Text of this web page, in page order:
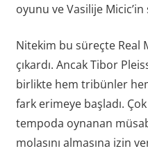
oyunu ve Vasilije Micic’in
Nitekim bu süreçte Real
çıkardı. Ancak Tibor
birlikte hem tribünler
fark erimeye başladı.
tempoda oynanan
molasını almasına izin